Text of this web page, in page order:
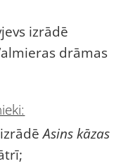
izrādē
drāmas
izrādēAsins kāzas